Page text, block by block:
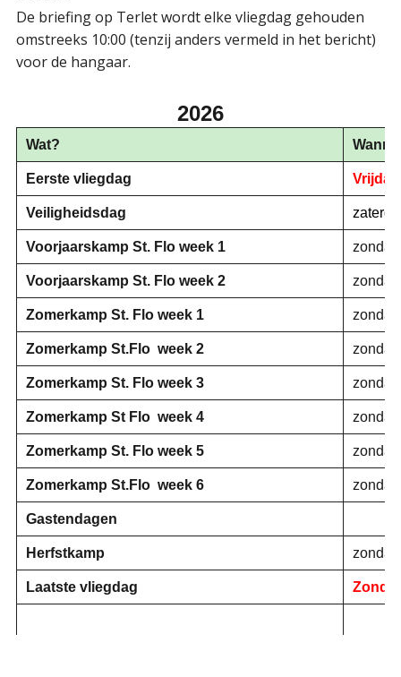
De briefing op Terlet wordt elke vliegdag gehouden
omstreeks 10:00 (tenzij anders vermeld in het bericht)
voor de hangaar.
2026
Wat?
Eerste vliegdag
Veiligheidsdag
Voorjaarskamp St. Flo week 1
Voorjaarskamp St. Flo week 2
Zomerkamp St. Flo week 1
Zomerkamp St.Flo week 2
Zomerkamp St. Flo week 3
Zomerkamp St Flo week 4
Zomerkamp St. Flo week 5
Zomerkamp St.Flo week 6
Gastendagen
Herfstkamp
Laatste vliegdag